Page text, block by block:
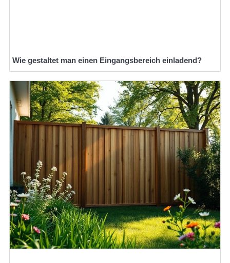
Wie gestaltet man einen Eingangsbereich einladend?